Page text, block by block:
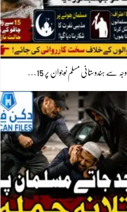
ہندوستانی مسلم نوجوان پر 15…